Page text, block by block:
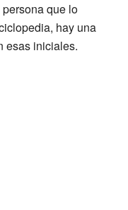
que lo
hay una
esas iniciales.